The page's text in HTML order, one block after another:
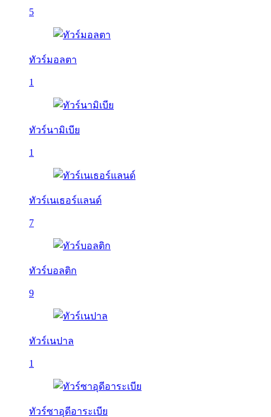
5
ทัวร์มอลตา
1
ทัวร์นามิเบีย
1
ทัวร์เนเธอร์แลนด์
7
ทัวร์บอลติก
9
ทัวร์เนปาล
1
ทัวร์ซาอุดีอาระเบีย